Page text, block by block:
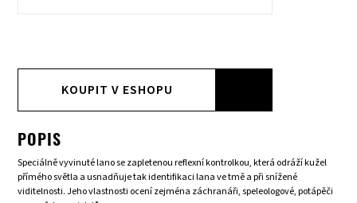
KOUPIT V ESHOPU
POPIS
Speciálně vyvinuté lano se zapletenou reflexní kontrolkou, která odráží kužel
přímého světla a usnadňuje tak identifikaci lana ve tmě a při snížené
viditelnosti. Jeho vlastnosti ocení zejména záchranáři, speleologové, potápěči